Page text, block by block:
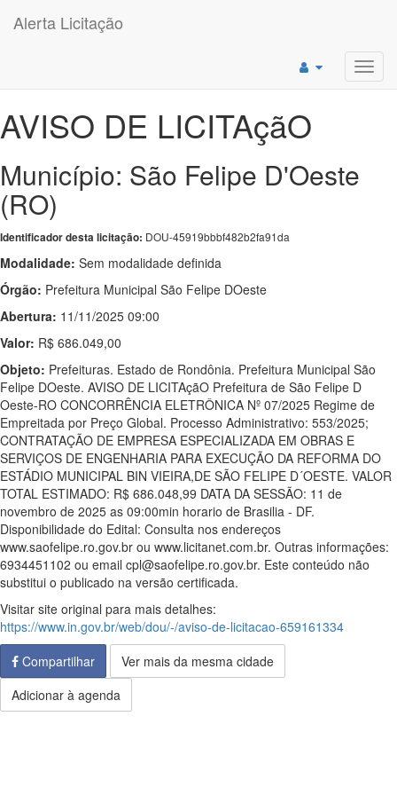
Alerta Licitação
AVISO DE LICITAçãO
Município: São Felipe D'Oeste
(RO)
Identificador desta licitação: DOU-45919bbbf482b2fa91da
Modalidade: Sem modalidade definida
Órgão: Prefeitura Municipal São Felipe DOeste
Abertura: 11/11/2025 09:00
Valor: R$ 686.049,00
Objeto: Prefeituras. Estado de Rondônia. Prefeitura Municipal São
Felipe DOeste. AVISO DE LICITAçãO Prefeitura de São Felipe D
Oeste-RO CONCORRÊNCIA ELETRÔNICA Nº 07/2025 Regime de
Empreitada por Preço Global. Processo Administrativo: 553/2025;
CONTRATAÇÃO DE EMPRESA ESPECIALIZADA EM OBRAS E
SERVIÇOS DE ENGENHARIA PARA EXECUÇÃO DA REFORMA DO
ESTÁDIO MUNICIPAL BIN VIEIRA,DE SÃO FELIPE D´OESTE. VALOR
TOTAL ESTIMADO: R$ 686.048,99 DATA DA SESSÃO: 11 de
novembro de 2025 as 09:00min horario de Brasilia - DF.
Disponibilidade do Edital: Consulta nos endereços
www.saofelipe.ro.gov.br ou www.licitanet.com.br. Outras informações:
6934451102 ou email cpl@saofelipe.ro.gov.br. Este conteúdo não
substitui o publicado na versão certificada.
Visitar site original para mais detalhes:
https://www.in.gov.br/web/dou/-/aviso-de-licitacao-659161334
Compartilhar
Ver mais da mesma cidade
Adicionar à agenda